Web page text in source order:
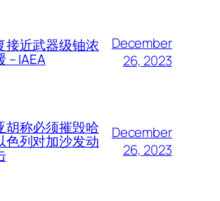
接近武器级铀浓
– IAEA
December
26, 2023
胡称必须摧毁哈
色列对加沙发动
December
26, 2023